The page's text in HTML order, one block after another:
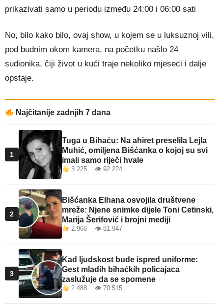
prikazivati samo u periodu između 24:00 i 06:00 sati
No, bilo kako bilo, ovaj show, u kojem se u luksuznoj vili,
pod budnim okom kamera, na početku našlo 24
sudionika, čiji život u kući traje nekoliko mjeseci i dalje
opstaje.
Najčitanije zadnjih 7 dana
1
Tuga u Bihaću: Na ahiret preselila Lejla
Muhić, omiljena Bišćanka o kojoj su svi
imali samo riječi hvale
3.225 👁 92.224
2
Bišćanka Elhana osvojila društvene
mreže: Njene snimke dijele Toni Cetinski,
Marija Šerifović i brojni mediji
2.966 👁 81.947
3
Kad ljudskost bude ispred uniforme:
Gest mladih bihaćkih policajaca
zaslužuje da se spomene
2.488 👁 70.515